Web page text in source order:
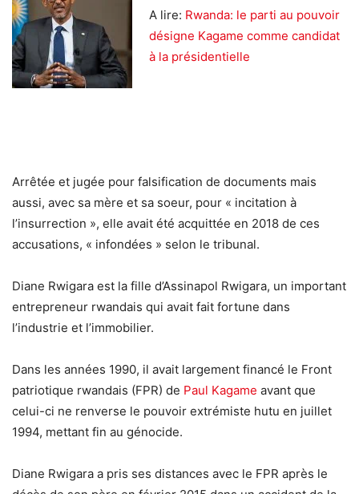
A lire: Rwanda: le parti au pouvoir
désigne Kagame comme candidat
à la présidentielle
Arrêtée et jugée pour falsification de documents mais
aussi, avec sa mère et sa soeur, pour « incitation à
l’insurrection », elle avait été acquittée en 2018 de ces
accusations, « infondées » selon le tribunal.
Diane Rwigara est la fille d’Assinapol Rwigara, un important
entrepreneur rwandais qui avait fait fortune dans
l’industrie et l’immobilier.
Dans les années 1990, il avait largement financé le Front
patriotique rwandais (FPR) de Paul Kagame avant que
celui-ci ne renverse le pouvoir extrémiste hutu en juillet
1994, mettant fin au génocide.
Diane Rwigara a pris ses distances avec le FPR après le